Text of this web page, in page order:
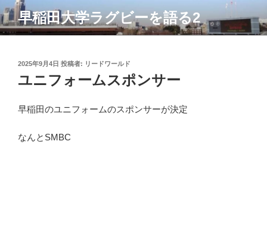
コ
ン
テ
早稲田大学ラグビーを語る2
投
日:
2025年9月4日 投稿者: リードワールド
ユニフォームスポンサー
早稲田のユニフォームのスポンサーが決定
なんとSMBC